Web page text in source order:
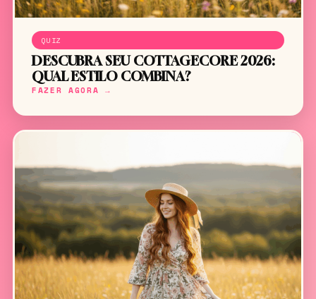
QUIZ
DESCUBRA SEU COTTAGECORE 2026:
QUAL ESTILO COMBINA?
FAZER AGORA →